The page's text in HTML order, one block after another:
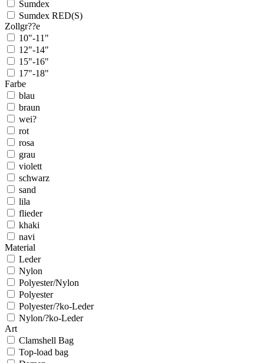
Sumdex
Sumdex RED(S)
Zollgr??e
10"-11"
12"-14"
15"-16"
17"-18"
Farbe
blau
braun
wei?
rot
rosa
grau
violett
schwarz
sand
lila
flieder
khaki
navi
Material
Leder
Nylon
Polyester/Nylon
Polyester
Polyester/?ko-Leder
Nylon/?ko-Leder
Art
Clamshell Bag
Top-load bag